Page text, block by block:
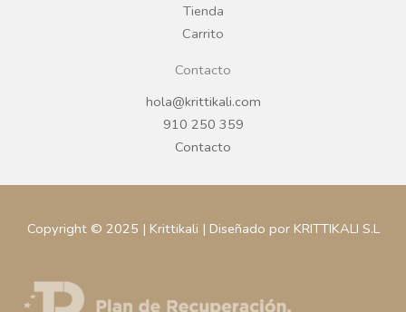
Tienda
Carrito
Contacto
hola@krittikali.com
910 250 359
Contacto
Copyright © 2025 | Krittikali | Diseñado por KRITTIKALI S.L